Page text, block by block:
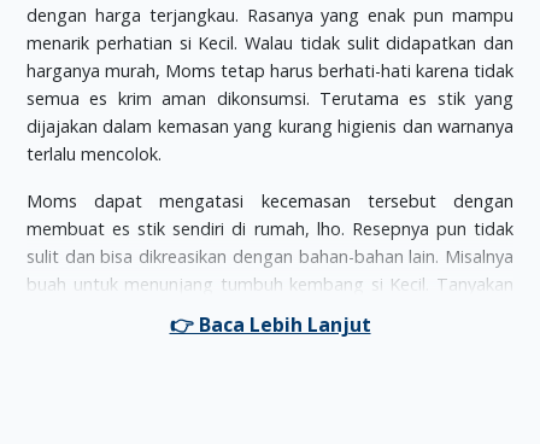
dengan harga terjangkau. Rasanya yang enak pun mampu
menarik perhatian si Kecil. Walau tidak sulit didapatkan dan
harganya murah, Moms tetap harus berhati-hati karena tidak
semua es krim aman dikonsumsi. Terutama es stik yang
dijajakan dalam kemasan yang kurang higienis dan warnanya
terlalu mencolok.
Moms dapat mengatasi kecemasan tersebut dengan
membuat es stik sendiri di rumah, lho. Resepnya pun tidak
sulit dan bisa dikreasikan dengan bahan-bahan lain. Misalnya
buah untuk menunjang tumbuh kembang si Kecil. Tanyakan
menikmati es stik yang Moms olah sendiri.